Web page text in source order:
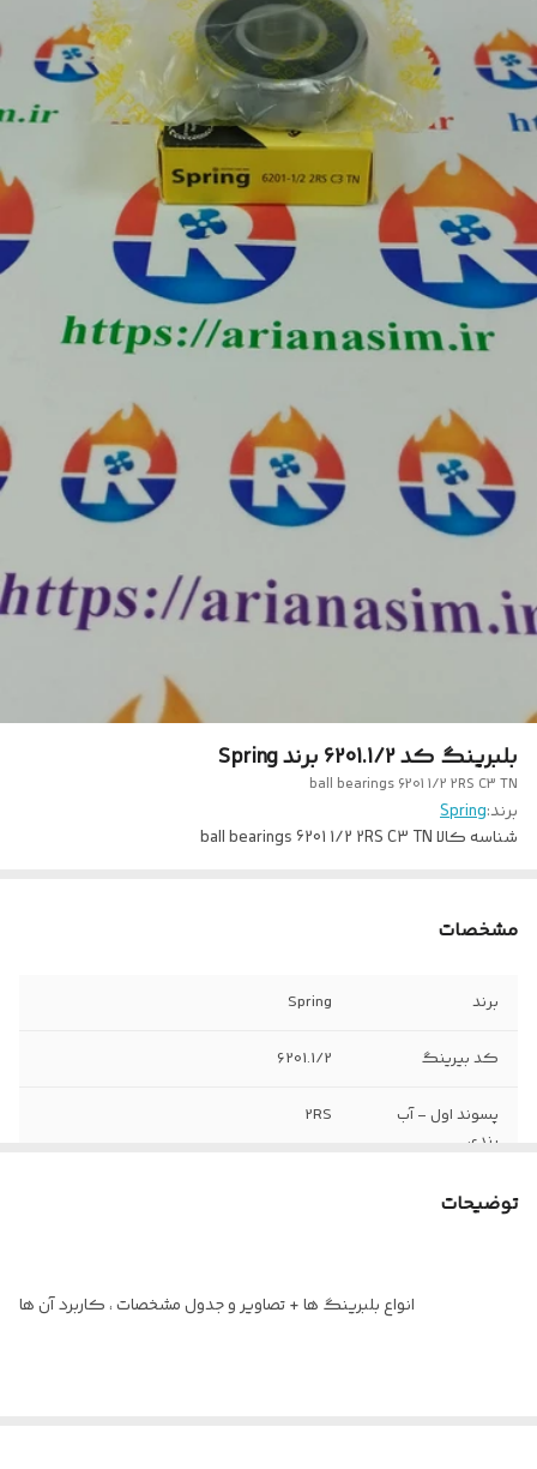
بلبرینگ کد 6201.1/2 برند Spring
ball bearings 6201 1/2 2RS C3 TN
برند:Spring
شناسه کالاball bearings 6201 1/2 2RS C3 TN
مشخصات
برند Spring
کد بیرینگ 6201.1/2
پسوند اول - آب
بندی
2RS
پسوند دوم -
توضیحات
انواع بلبرینگ ها + تصاویر و جدول مشخصات ، کاربرد آن ها